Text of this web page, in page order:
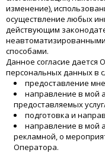
изменение),
осуществление любых
действующим
способами.
Данное согласие дается
персональных данных в
предоставление
направление в мой
предоставляемых
подготовка и
направление в мой
рекламной, о
Оператора.